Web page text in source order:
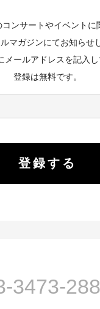
ンサートやイベントに
マガジンにてお知らせ
メールアドレスを記入し
登録は無料です。
3473-